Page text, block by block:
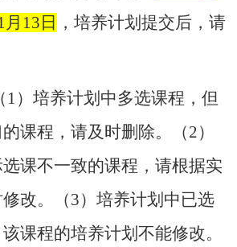
月 13 日 ，培养计划提交后，请
1）培养计划中多选课程，但
课程，请及时删除。（2）
课不一致的课程，请根据实
改。（3）培养计划中已选
课程的培养计划不能修改。